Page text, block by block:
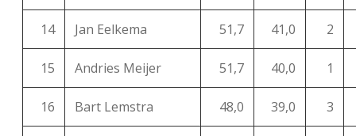
14 Jan Eelkema 51,7 41,0 2
15 Andries Meijer 51,7 40,0 1
16 Bart Lemstra 48,0 39,0 3